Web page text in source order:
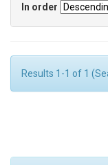
In order
Results 1-1 of 1